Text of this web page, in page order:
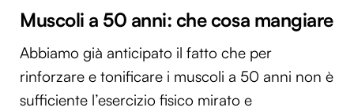
Muscoli a 50 anni: che cosa mangiare
Abbiamo già anticipato il fatto che per
rinforzare e tonificare i muscoli a 50 anni non è
sufficiente l’esercizio fisico mirato e